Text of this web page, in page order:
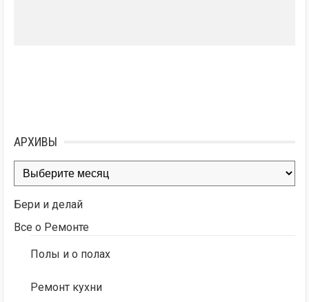
АРХИВЫ
Архивы
Бери и делай
Все о Ремонте
Полы и о полах
Ремонт кухни